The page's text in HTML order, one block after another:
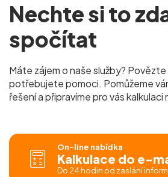
Nechte si to
spočítat
Máte zájem o naše služby? Povězte
potřebujete pomoci. Pomůžeme
řešení a připravíme pro vás kalkulaci
On-line nabídka
Kalkulace do e-
Do 24 hodin od zaslání